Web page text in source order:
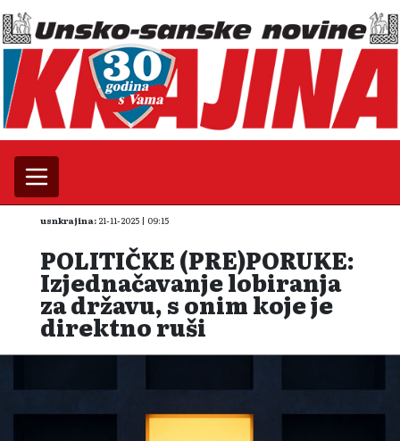
usnkrajina: 21-11-2025 | 09:15
POLITIČKE (PRE)PORUKE:
Izjednačavanje lobiranja
za državu, s onim koje je
direktno ruši